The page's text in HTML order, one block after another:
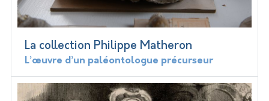
La collection Philippe Matheron
L’œuvre d’un paléontologue précurseur